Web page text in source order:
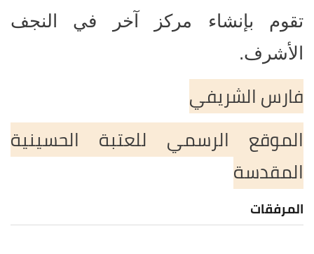
تقوم بإنشاء مركز آخر في النجف
الأشرف.
فارس الشريفي
الموقع الرسمي للعتبة الحسينية
المقدسة
المرفقات